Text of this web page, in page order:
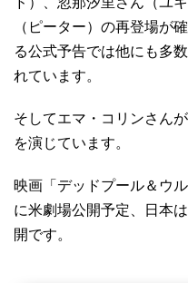
（ピーター）の再登場が
る公式予告では他にも多
れています。
そしてエマ・コリンさん
を演じています。
映画「デッドプール＆ウ
に米劇場公開予定、日本
開です。